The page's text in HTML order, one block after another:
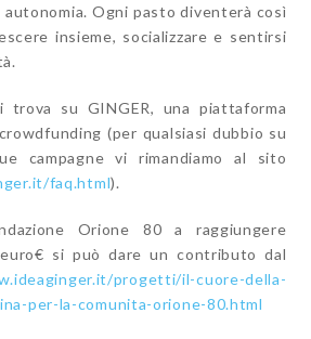
autonomia. Ogni pasto diventerà così
insieme, socializzare e sentirsi
trova su GINGER, una piattaforma
(per qualsiasi dubbio su
campagne vi rimandiamo al sito
faq.html).
Orione 80 a raggiungere
si può dare un contributo dal
progetti/il-cuore-della-
per-la-comunita-orione-80.html